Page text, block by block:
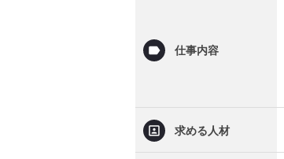
仕事内容
求める人材